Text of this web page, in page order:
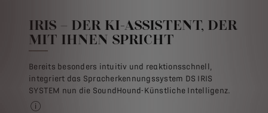
IRIS – DER KI-ASSISTENT, DER
MIT IHNEN SPRICHT
Bereits besonders intuitiv und reaktionsschnell,
integriert das Spracherkennungssystem DS IRIS
SYSTEM nun die SoundHound-Künstliche Intelligenz.